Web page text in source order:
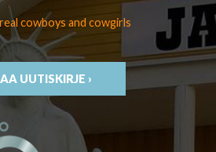
cowboys and cowgirls
UUTISKIRJE ›